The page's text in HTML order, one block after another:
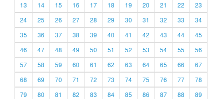
13
14 15 16 17 18 19 20 21 22
23
24
25 26 27 28 29 30 31 32 33
34
35
36 37 38 39 40 41 42 43 44
45
46
47 48 49 50 51 52 53 54 55
56
57
58 59 60 61 62 63 64 65 66
67
68
69 70 71 72 73 74 75 76 77
78
79
80 81 82 83 84 85 86 87 88
89